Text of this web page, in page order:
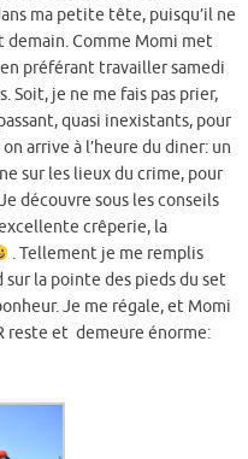
ma petite tête, puisqu’il ne
demain. Comme Momi met
préférant travailler samedi
Soit, je ne me fais pas prier,
quasi inexistants, pour
arrive à l’heure du diner: un
sur les lieux du crime, pour
découvre sous les conseils
crêperie, la
. Tellement je me remplis
sur la pointe des pieds du set
Je me régale, et Momi
reste et demeure énorme: